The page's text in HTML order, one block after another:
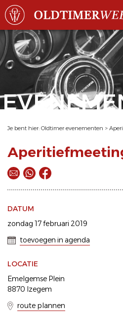
Je bent hier: Oldtimer evenementen >
DATUM
zondag 17 februari 2019
toevoegen in agenda
LOCATIE
Emelgemse Plein
8870 Izegem
route plannen